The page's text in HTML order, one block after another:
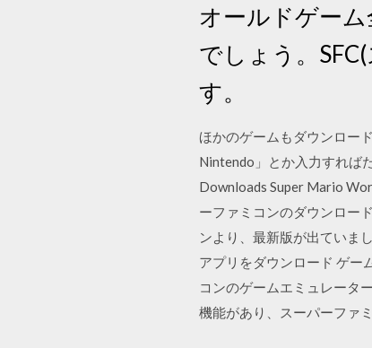
オールドゲー
でしょう。
す。
ほかのゲームもダウンロー
Nintendo」とか入力すれば
Downloads Super Mario
ーファミコンのダウンロー
ンより、最新版が出ていま
アプリをダウンロード ゲー
コンのゲームエミュレータ
機能があり、スーパーファ